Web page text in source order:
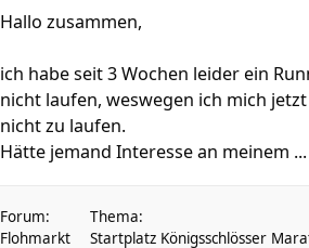
Hallo zusammen,
ich habe seit 3 Wochen leider ein
nicht laufen, weswegen ich mich
nicht zu laufen.
Hätte jemand Interesse an meinem ...
Forum:
Flohmarkt
Thema:
Startplatz Königsschlösser